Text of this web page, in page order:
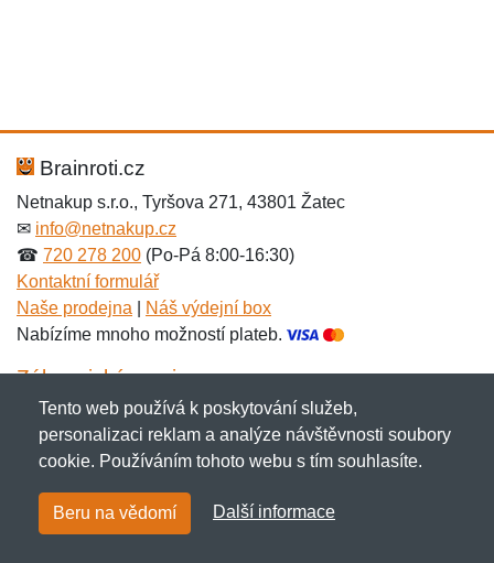
Brainroti.cz
Netnakup s.r.o., Tyršova 271, 43801 Žatec
✉ info@netnakup.cz
☎ 720 278 200 (Po-Pá 8:00-16:30)
Kontaktní formulář
Naše prodejna
Náš výdejní box
Nabízíme mnoho možností plateb.
Zákaznický servis
Novinky emailem
Copyright © 2007-2026 (19 let s vámi)Netnakup.cz
NetIQ. Všechna práva vyhrazena.
Tento web používá k poskytování služeb,
personalizaci reklam a analýze návštěvnosti soubory
cookie. Používáním tohoto webu s tím souhlasíte.
Beru na vědomí Další informace